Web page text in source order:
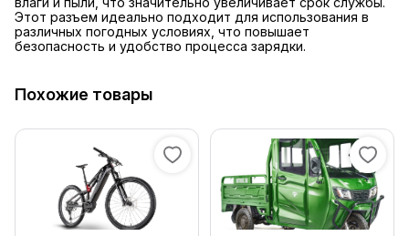
Этот разъем идеально подходит для использования в
различных погодных условиях, что повышает
безопасность и удобство процесса зарядки.
Похожие товары